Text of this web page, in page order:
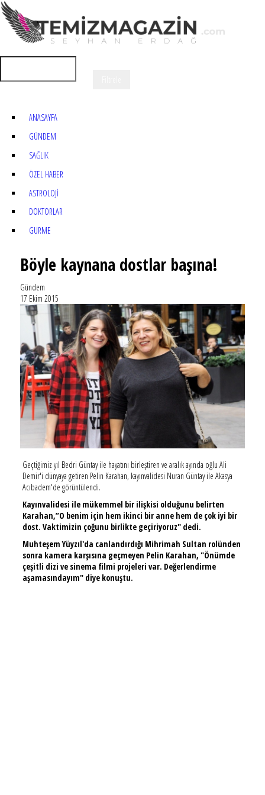
ANASAYFA
GÜNDEM
SAĞLIK
ÖZEL HABER
ASTROLOJİ
DOKTORLAR
GURME
Böyle kaynana dostlar başına!
Gündem
17 Ekim 2015
Geçtiğimiz yıl Bedri Güntay ile hayatını birleştiren ve aralık ayında oğlu Ali
Demir'i dünyaya getiren Pelin Karahan, kayınvalidesi Nuran Güntay ile Akasya
Acıbadem'de görüntülendi.
Kayınvalidesi ile mükemmel bir ilişkisi olduğunu belirten
Karahan,”O benim için hem ikinci bir anne hem de çok iyi bir
dost. Vaktimizin çoğunu birlikte geçiriyoruz" dedi.
Muhteşem Yüyzıl'da canlandırdığı Mihrimah Sultan rolünden
sonra kamera karşısına geçmeyen Pelin Karahan, "Önümde
çeşitli dizi ve sinema filmi projeleri var. Değerlendirme
aşamasındayım" diye konuştu.